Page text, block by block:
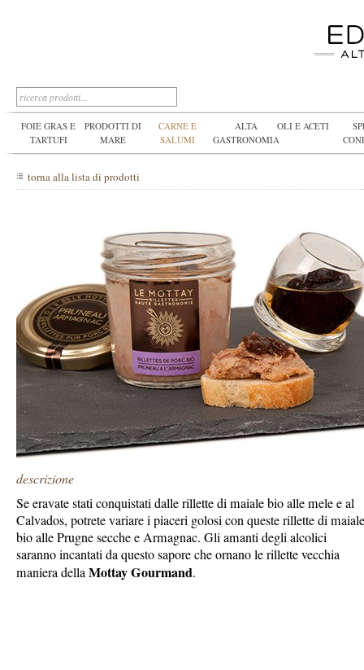
FOIE GRAS E
TARTUFI
PRODOTTI DI
MARE
CARNE E
SALUMI
ALTA
GASTRONOMIA
OLI E ACETI
torna alla lista di prodotti
descrizione
Se eravate stati conquistati dalle rillette di maiale bio alle mele e al
Calvados, potrete variare i piaceri golosi con queste rillette di maiale
bio alle Prugne secche e Armagnac. Gli amanti degli alcolici
saranno incantati da questo sapore che ornano le rillette vecchia
maniera dellaMottay Gourmand.